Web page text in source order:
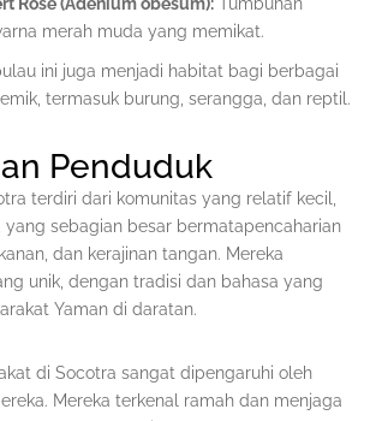
merah muda yang memikat.
ini juga menjadi habitat bagi berbagai
termasuk burung, serangga, dan reptil.
Penduduk
terdiri dari komunitas yang relatif kecil,
yang sebagian besar bermatapencaharian
dan kerajinan tangan. Mereka
unik, dengan tradisi dan bahasa yang
Yaman di daratan.
di Socotra sangat dipengaruhi oleh
Mereka terkenal ramah dan menjaga